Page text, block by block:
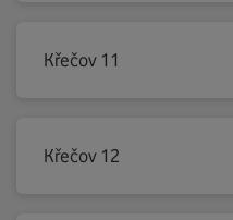
Křečov 11
Křečov 12